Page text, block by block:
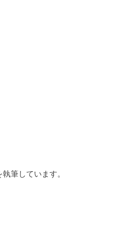
筆しています。